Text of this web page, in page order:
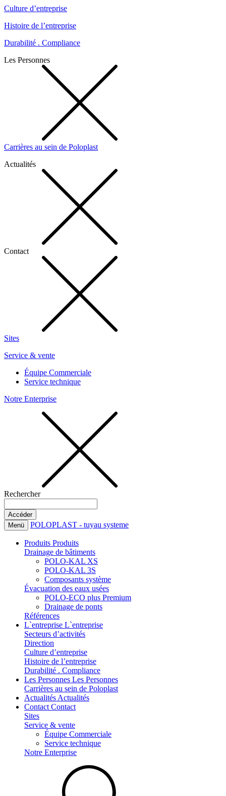
Culture d’entreprise
Histoire de l’entreprise
Durabilité . Compliance
Les Personnes
Carrières au sein de Poloplast
Actualités
Contact
Sites
Service & vente
Équipe Commerciale
Service technique
Notre Enterprise
Rechercher
Menü POLOPLAST - tuyau systeme
Produits Produits
Drainage de bâtiments
POLO-KAL XS
POLO-KAL 3S
Composants système
Évacuation des eaux usées
POLO-ECO plus Premium
Drainage de ponts
Références
L`entreprise L`entreprise
Secteurs d’activités
Direction
Culture d’entreprise
Histoire de l’entreprise
Durabilité . Compliance
Les Personnes Les Personnes
Carrières au sein de Poloplast
Actualités Actualités
Contact Contact
Sites
Service & vente
Équipe Commerciale
Service technique
Notre Enterprise